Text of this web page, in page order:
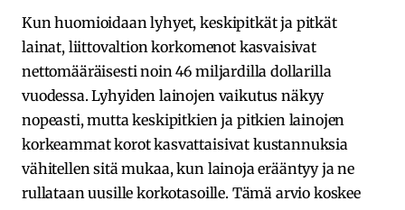
Kun huomioidaan lyhyet, keskipitkät ja pitkät
lainat, liittovaltion korkomenot kasvaisivat
nettomääräisesti noin 46 miljardilla dollarilla
vuodessa. Lyhyiden lainojen vaikutus näkyy
nopeasti, mutta keskipitkien ja pitkien lainojen
korkeammat korot kasvattaisivat kustannuksia
vähitellen sitä mukaa, kun lainoja erääntyy ja ne
rullataan uusille korkotasoille. Tämä arvio koskee